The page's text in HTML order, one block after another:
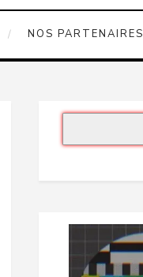
NOS PARTENAIRES